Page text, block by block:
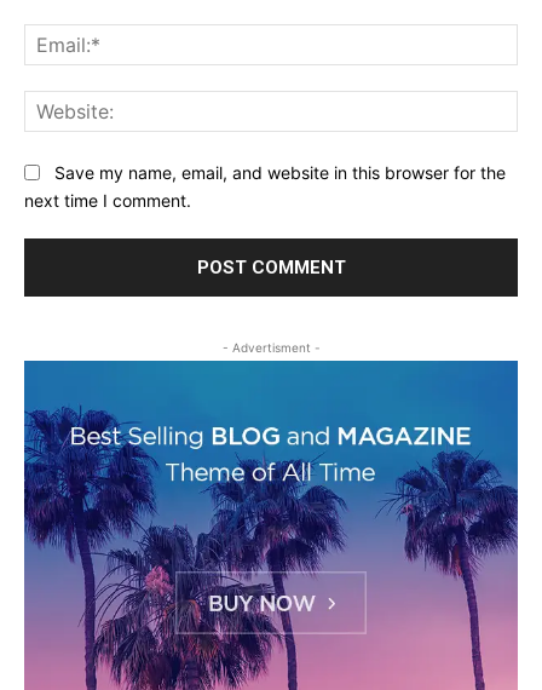
Save my name, email, and website in this browser for the
next time I comment.
- Advertisment -